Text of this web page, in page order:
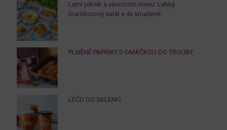
Letní piknik s vánočním menu: Lehký
bramborový salát a 4x smažené
PLNĚNÉ PAPRIKY S OMÁČKOU DO TROUBY
LEČO DO SKLENIC